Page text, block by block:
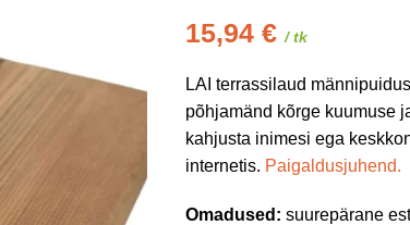
15,94 € / tk
LAI terrassilaud
põhjamänd kõrge kuumuse
kahjusta inimesi ega
internetis. Paigaldusjuhend.
Omadused: suurepärane